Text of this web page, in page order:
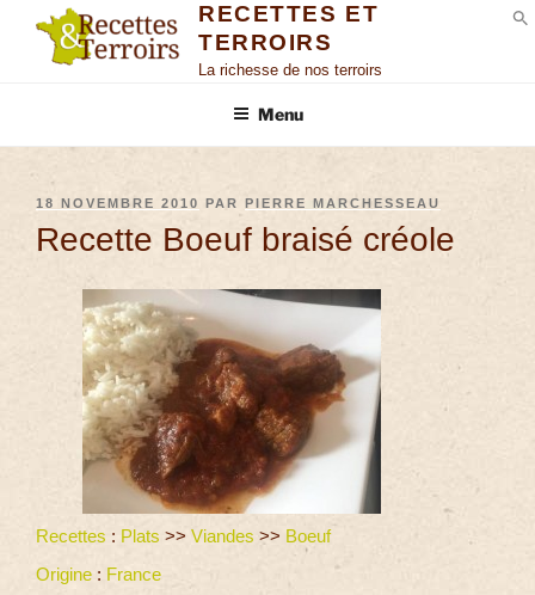
RECETTES ET
TERROIRS
La richesse de nos terroirs
Menu
18 NOVEMBRE 2010 PAR PIERRE MARCHESSEAU
Recette Boeuf braisé créole
Recettes : Plats >> Viandes >> Boeuf
Origine : France